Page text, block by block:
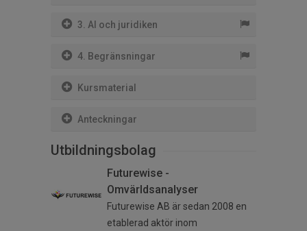
3. AI och juridiken
4. Begränsningar
Kursmaterial
Anteckningar
Utbildningsbolag
Futurewise -
Omvärldsanalyser
Futurewise AB är sedan 2008 en
etablerad aktör inom